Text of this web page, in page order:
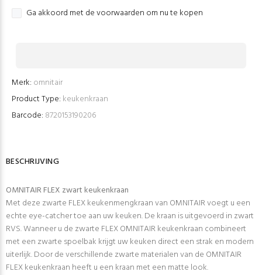
Ga akkoord met de voorwaarden om nu te kopen
Merk: omnitair
Product Type: keukenkraan
Barcode: 8720153190206
BESCHRIJVING
OMNITAIR FLEX zwart keukenkraan
Met deze zwarte FLEX keukenmengkraan van OMNITAIR voegt u een
echte eye-catcher toe aan uw keuken. De kraan is uitgevoerd in zwart
RVS. Wanneer u de zwarte FLEX OMNITAIR keukenkraan combineert
met een zwarte spoelbak krijgt uw keuken direct een strak en modern
uiterlijk. Door de verschillende zwarte materialen van de OMNITAIR
FLEX keukenkraan heeft u een kraan met een matte look.